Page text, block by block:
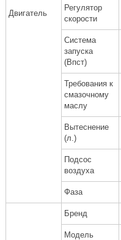
Двигатель
Регулятор
скорости
Система
запуска
(Впст)
Требования к
смазочному
маслу
Вытеснение
(л.)
Подсос
воздуха
Фаза
Бренд
Модель